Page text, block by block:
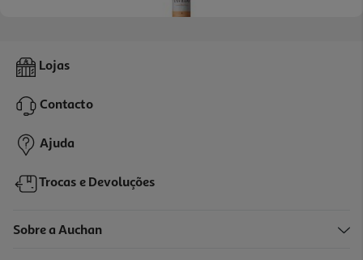
Vinho Rosé Tavedo Douro 0.75l
4,99 €
Lojas
Contacto
Ajuda
Trocas e Devoluções
Sobre a Auchan